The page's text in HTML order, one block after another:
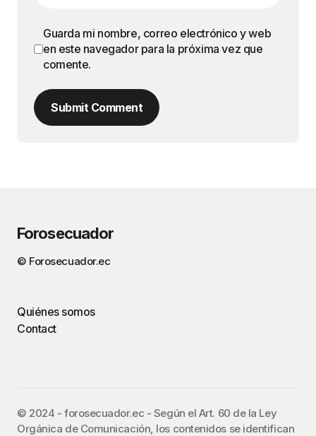
Guarda mi nombre, correo electrónico y web
en este navegador para la próxima vez que
comente.
Submit Comment
Forosecuador
© Forosecuador.ec
Quiénes somos
Contact
©️ 2024 - forosecuador.ec - Según el Art. 60 de la Ley
Orgánica de Comunicación, los contenidos se identifican